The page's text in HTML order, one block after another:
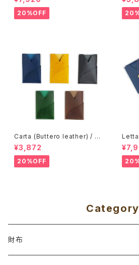
ミニ財布 メンズ レディース かわ
いい イタリアンレザー：
20%OFF
パス
ンズ
ー：
Carta (Buttero leather) / １
Piece card holder
¥3,872
20%OFF
rd
Category
財布